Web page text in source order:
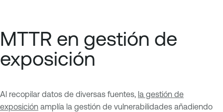
MTTR en gestión de
exposición
Al recopilar datos de diversas fuentes, la gestión de
exposición amplía la gestión de vulnerabilidades añadiendo